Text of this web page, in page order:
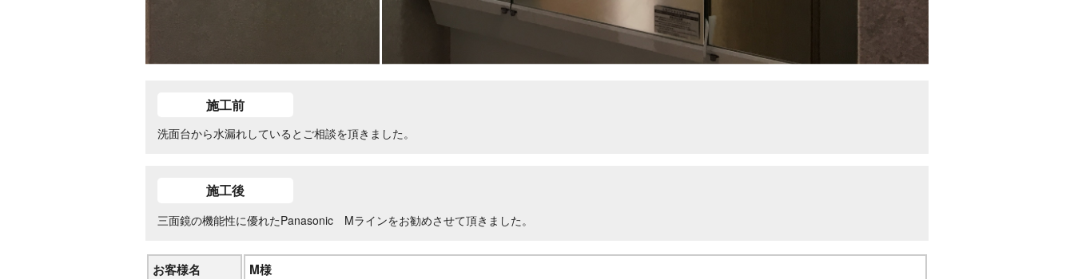
施工前
洗面台から水漏れしているとご相談を頂きました。
施工後
三面鏡の機能性に優れたPanasonic Mラインをお勧めさせて頂きました。
お客様名 M様